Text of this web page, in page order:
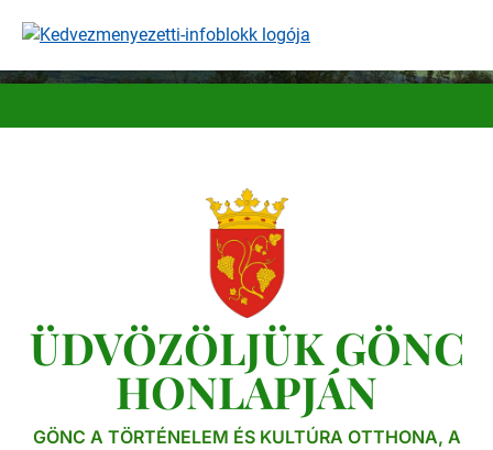
ÜDVÖZÖLJÜK GÖNC
HONLAPJÁN
GÖNC A TÖRTÉNELEM ÉS KULTÚRA OTTHONA, A